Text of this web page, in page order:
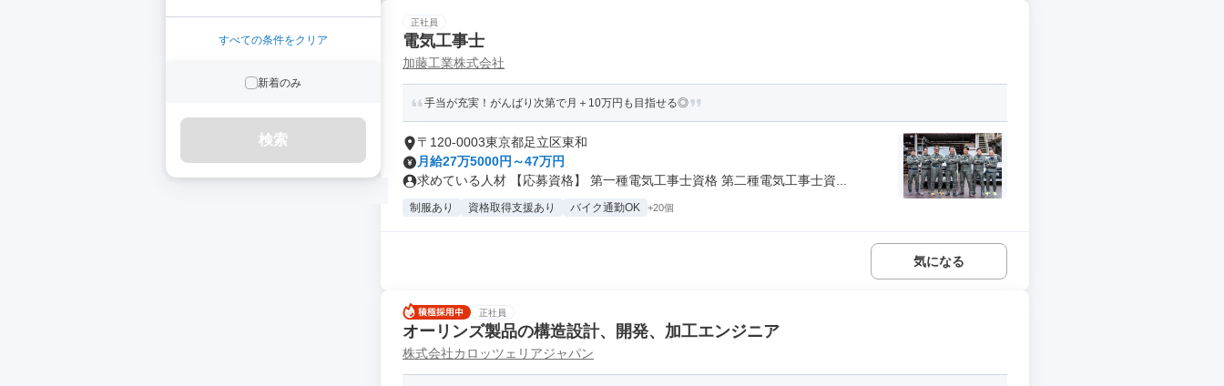
すべての条件をクリア
新着のみ
検索
正社員
電気工事士
加藤工業株式会社
手当が充実！がんばり次第で月＋10万円も目指せる◎
〒120-0003東京都足立区東和
月給27万5000円～47万円
求めている人材 【応募資格】 第一種電気工事士資格 第二種電気工事士資...
制服あり 資格取得支援あり バイク通勤OK +20個
気になる
正社員
オーリンズ製品の構造設計、開発、加工エンジニア
株式会社カロッツェリアジャパン